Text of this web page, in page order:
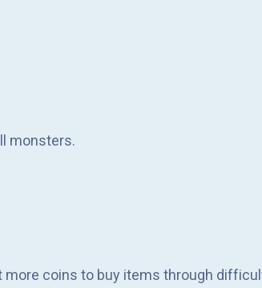
monsters.
coins to buy items through